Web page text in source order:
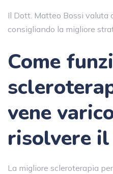
Il Dott. Matteo Bossi valuta
consigliando la migliore
Come
vene
risolvere
La migliore scleroterapia